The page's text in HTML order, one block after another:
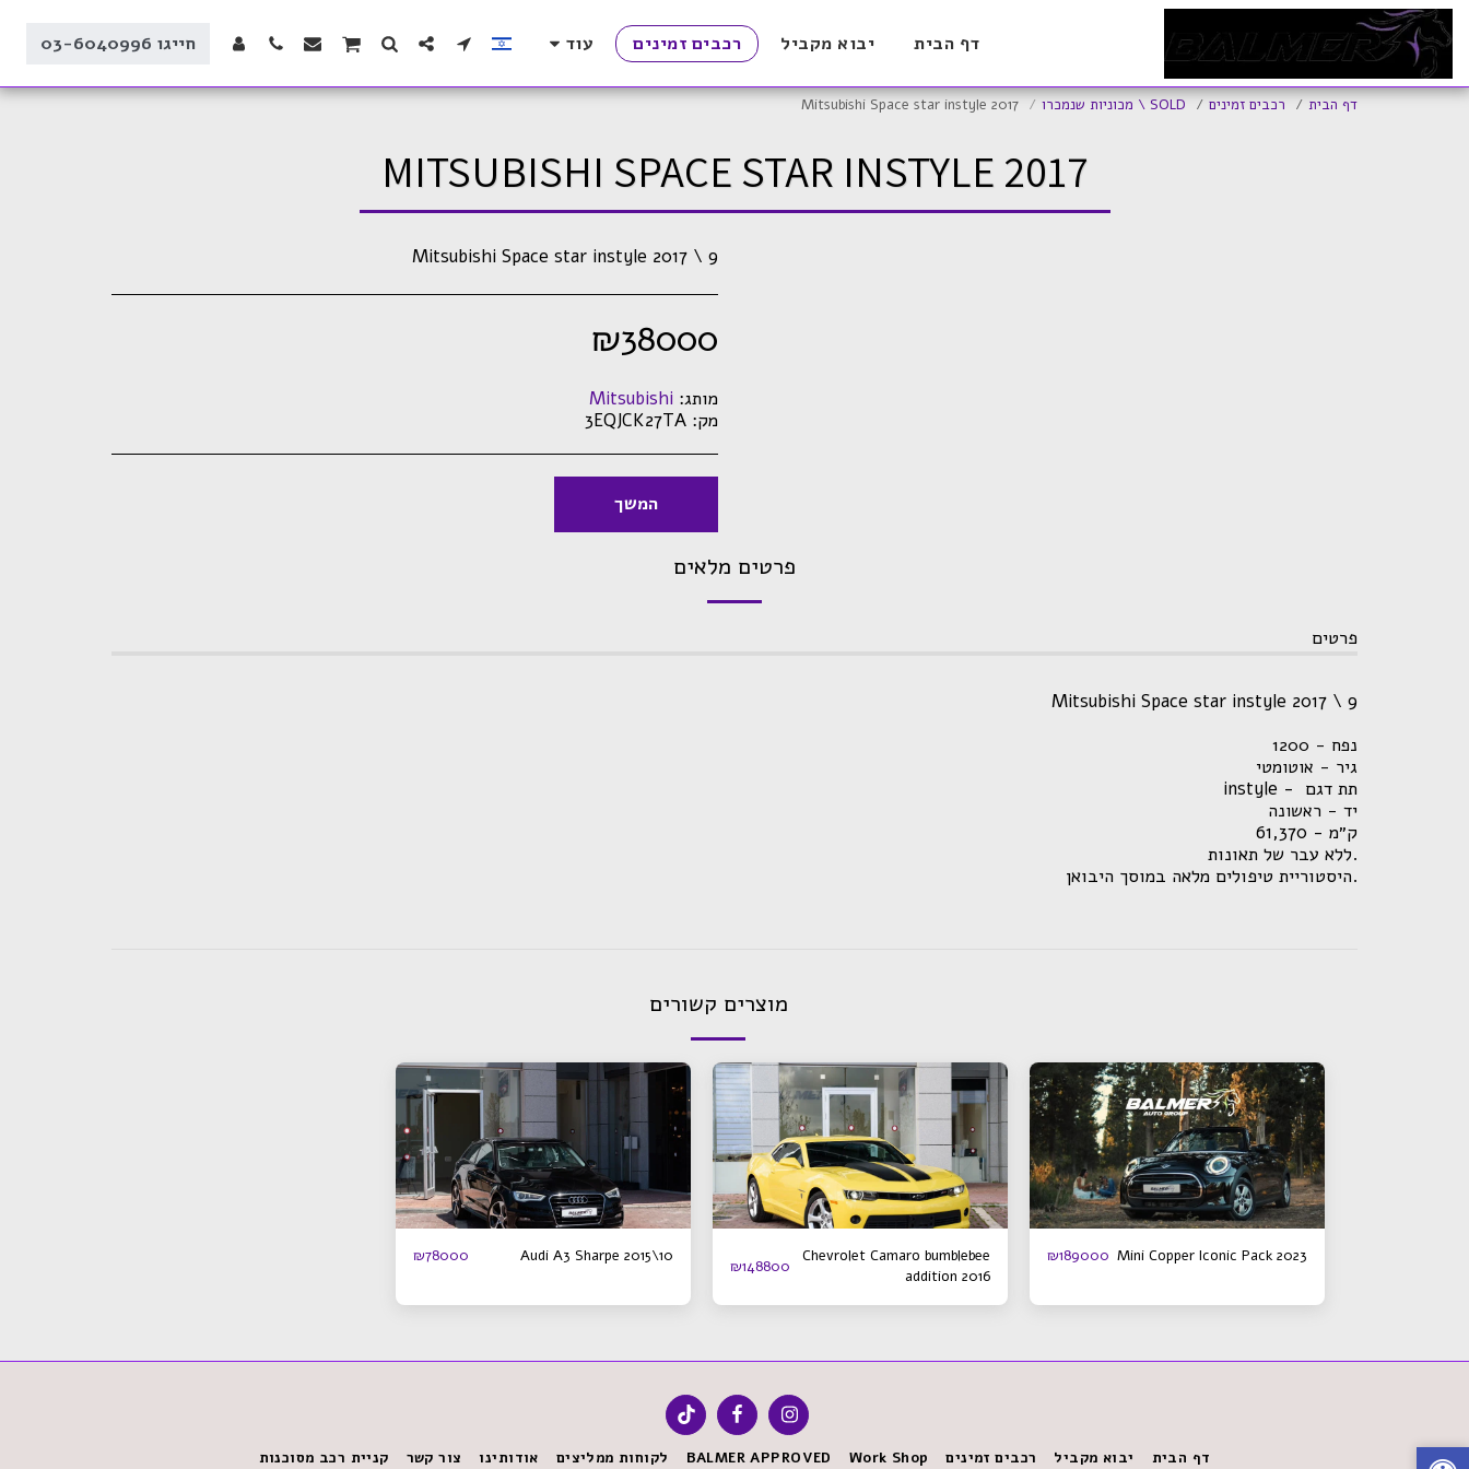
דף הבית יבוא מקביל רכבים זמינים עוד חייגו 03-6040996
דף הבית רכבים זמינים SOLD \ מכוניות שנמכרו Mitsubishi Space star instyle 2017
MITSUBISHI SPACE STAR INSTYLE 2017
Mitsubishi Space star instyle 2017 \ 9
₪38000
מותג: Mitsubishi
מק: 3EQJCK27TA
המשך
פרטים מלאים
פרטים
Mitsubishi Space star instyle 2017 \ 9
נפח - 1200
גיר - אוטומטי
תת דגם - instyle
יד - ראשונה
ק״מ - 61,370
.ללא עבר של תאונות
.היסטוריית טיפולים מלאה במוסך היבואן
מוצרים קשורים
Mini Copper Iconic Pack 2023
₪189000
Chevrolet Camaro bumblebee
addition 2016
₪148800
Audi A3 Sharpe 2015\10
₪78000
דף הבית יבוא מקביל רכבים זמינים Work Shop
BALMER APPROVED לקוחות ממליצים אודותינו צור קשר קניית רכב מסוכנות